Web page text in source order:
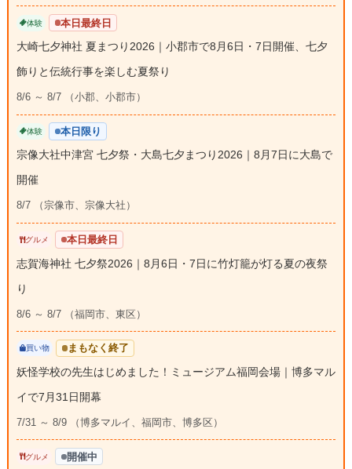
体験 本日最終日
大崎七夕神社 夏まつり2026｜小郡市で8月6日・7日開催、七夕
飾りと伝統行事を楽しむ夏祭り
8/6 ～ 8/7 （小郡、小郡市）
体験 本日限り
宗像大社中津宮 七夕祭・大島七夕まつり2026｜8月7日に大島で
開催
8/7 （宗像市、宗像大社）
グルメ 本日最終日
志賀海神社 七夕祭2026｜8月6日・7日に竹灯籠が灯る夏の夜祭
り
8/6 ～ 8/7 （福岡市、東区）
買い物 まもなく終了
妖怪学校の先生はじめました！ミュージアム福岡会場｜博多マル
イで7月31日開幕
7/31 ～ 8/9 （博多マルイ、福岡市、博多区）
グルメ 開催中